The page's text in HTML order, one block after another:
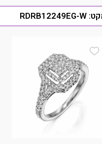
RDRB12249EG-W
Add Wishlist